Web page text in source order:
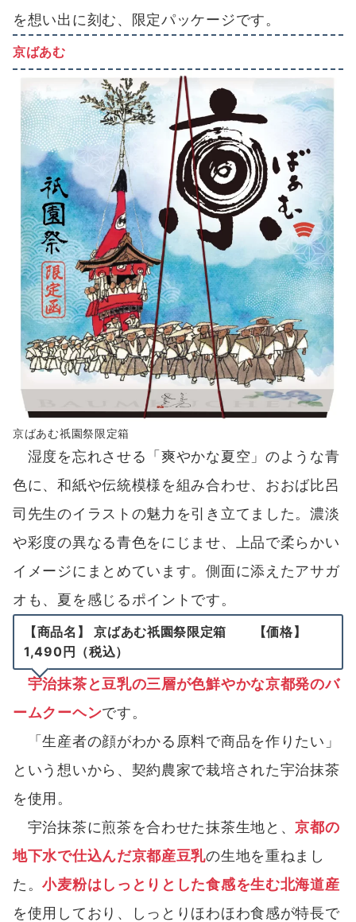
を想い出に刻む、限定パッケージです。
京ばあむ
京ばあむ祇園祭限定箱
湿度を忘れさせる「爽やかな夏空」のような青
色に、和紙や伝統模様を組み合わせ、おおば比呂
司先生のイラストの魅力を引き立てました。濃淡
や彩度の異なる青色をにじませ、上品で柔らかい
イメージにまとめています。側面に添えたアサガ
オも、夏を感じるポイントです。
【商品名】 京ばあむ祇園祭限定箱 【価格】
1,490円（税込）
宇治抹茶と豆乳の三層が色鮮やかな京都発のバ
ームクーヘンです。
「生産者の顔がわかる原料で商品を作りたい」
という想いから、契約農家で栽培された宇治抹茶
を使用。
宇治抹茶に煎茶を合わせた抹茶生地と、京都の
地下水で仕込んだ京都産豆乳の生地を重ねまし
た。小麦粉はしっとりとした食感を生む北海道産
を使用しており、しっとりほわほわ食感が特長で